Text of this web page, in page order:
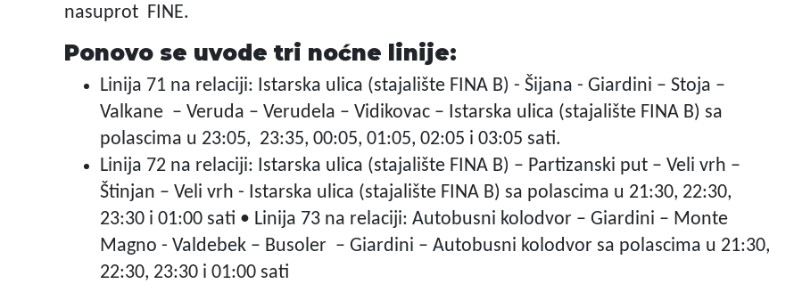
nasuprot FINE.
Ponovo se uvode tri noćne linije:
Linija 71 na relaciji: Istarska ulica (stajalište FINA B) - Šijana - Giardini – Stoja –
Valkane – Veruda – Verudela – Vidikovac – Istarska ulica (stajalište FINA B) sa
polascima u 23:05, 23:35, 00:05, 01:05, 02:05 i 03:05 sati.
Linija 72 na relaciji: Istarska ulica (stajalište FINA B) – Partizanski put – Veli vrh –
Štinjan – Veli vrh - Istarska ulica (stajalište FINA B) sa polascima u 21:30, 22:30,
23:30 i 01:00 sati • Linija 73 na relaciji: Autobusni kolodvor – Giardini – Monte
Magno - Valdebek – Busoler – Giardini – Autobusni kolodvor sa polascima u 21:30,
22:30, 23:30 i 01:00 sati